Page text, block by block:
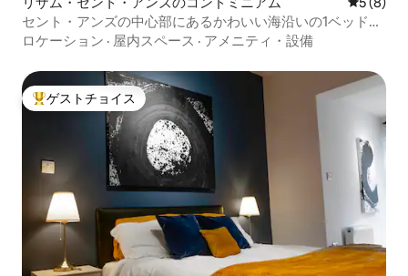
セント・アンズの中心部にあるかわいい海沿いの1ベッドの
宝石
ロケーション · 屋内スペース · アメニティ・設備
大好評のゲストチョイスです。
ゲストチョイス